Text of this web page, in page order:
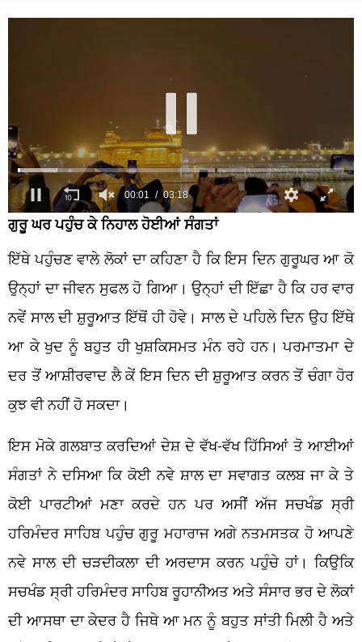
ਗੁਰੂ ਘਰ ਪਹੁੰਚ ਕੇ ਨਿਹਾਲ ਹੋਈਆਂ ਸੰਗਤਾਂ
ਇੱਥੇ ਪਹੁੰਚਣ ਵਾਲੇ ਲੋਕਾਂ ਦਾ ਕਹਿਣਾ ਹੈ ਕਿ ਇਸ ਦਿਨ ਗੁਰੂਘਰ ਆ ਕੋ
ਉਨ੍ਹਾਂ ਦਾ ਜੀਵਨ ਸੁਫਲ ਹੋ ਗਿਆ। ਉਨ੍ਹਾਂ ਦੀ ਇੱਛਾ ਹੈ ਕਿ ਹਰ ਵਾਰ
ਨਵੇਂ ਸਾਲ ਦੀ ਸ਼ੁਰੂਆਤ ਇੱਥੋਂ ਹੀ ਹੋਵੇ। ਸਾਲ ਦੇ ਪਹਿਲੇ ਦਿਨ ਉਹ ਇੱਥੇ
ਆ ਕੇ ਖੁਦ ਨੂੰ ਬਹੁਤ ਹੀ ਖੁਸ਼ਕਿਸਮਤ ਮੰਨ ਰਹੇ ਹਨ। ਪਰਮਾਤਮਾ ਦੇ
ਦਰ ਤੋਂ ਆਸ਼ੀਰਵਾਦ ਲੈ ਕੇਂ ਇਸ ਦਿਨ ਦੀ ਸ਼ੁਰੂਆਤ ਕਰਨ ਤੋਂ ਚੰਗਾ ਹੋਰ
ਕੁਝ ਵੀ ਨਹੀਂ ਹੋ ਸਕਦਾ।
ਇਸ ਮੋਕੇ ਗਲਬਾਤ ਕਰਦਿਆਂ ਦੇਸ਼ ਦੇ ਵੱਖ-ਵੱਖ ਹਿੱਸਿਆਂ ਤੋ ਆਈਆਂ
ਸੰਗਤਾਂ ਨੇ ਦਸਿਆ ਕਿ ਕੋਈ ਨਵੇ ਸ਼ਾਲ ਦਾ ਸਵਾਗਤ ਕਲਬ ਜਾ ਕੇ ਤੇ
ਕੋਈ ਪਾਰਟੀਆਂ ਮਣਾ ਕਰਦੇ ਹਨ ਪਰ ਅਸੀਂ ਅੱਜ ਸਚਖੰਡ ਸ੍ਰੀ
ਹਰਿਮੰਦਰ ਸਾਹਿਬ ਪਹੁੰਚ ਗੁਰੂ ਮਹਾਰਾਜ ਅਗੇ ਨਤਮਸਤਕ ਹੋ ਆਪਣੇ
ਨਵੇ ਸਾਲ ਦੀ ਚੜਦੀਕਲਾ ਦੀ ਅਰਦਾਸ ਕਰਨ ਪਹੁੰਚੇ ਹਾਂ। ਕਿਉਕਿ
ਸਚਖੰਡ ਸ੍ਰੀ ਹਰਿਮੰਦਰ ਸਾਹਿਬ ਰੂਹਾਨੀਅਤ ਅਤੇ ਸੰਸਾਰ ਭਰ ਦੇ ਲੋਕਾਂ
ਦੀ ਆਸਥਾ ਦਾ ਕੇਦਰ ਹੈ ਜਿਥੇ ਆ ਮਨ ਨੂੰ ਬਹੁਤ ਸਾਂਤੀ ਮਿਲੀ ਹੈ ਅਤੇ